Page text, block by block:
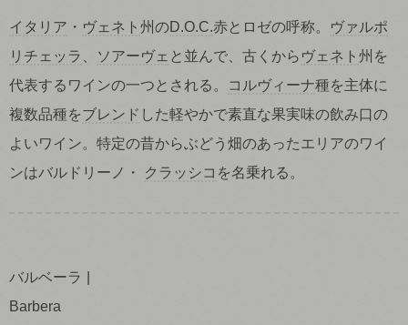
イタリア ・ ヴェネト 州のD.O.C.赤とロゼの呼称。
ヴァルポ
リチェッラ
ソアーヴェ と並んで、古くから ヴェネト 州を
代表するワインの一つとされる。
コルヴィーナ種を主体に
複数品種をブレンド した軽やかで素直な果実味の飲み口の
よいワイン。特定の昔からぶどう畑のあったエリアのワイ
ンはバルドリーノ・
クラッシコ を名乗れる。
バルベーラ
Barbera